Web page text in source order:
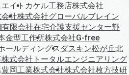
イト カケル工務店株式会社
社株式会社グローバルブレイン
有限会社在宅介護支援センター輝
金型工作所株式会社G-free
ールディングス ダスキン松が丘北
株式会社トータルエンジニアリング
豊岡工業株式会社株式会社枚方技研